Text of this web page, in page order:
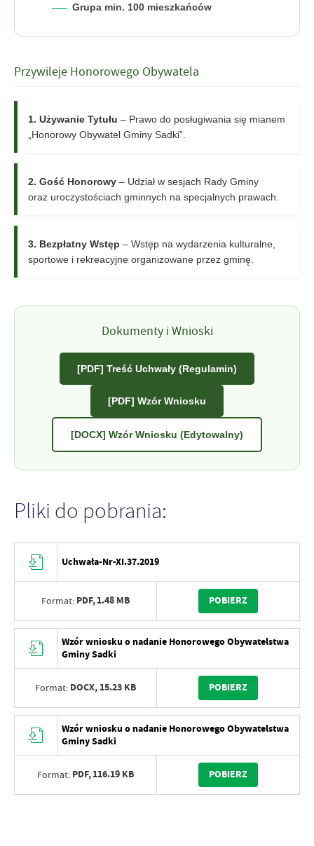
Grupa min. 100 mieszkańców
Przywileje Honorowego Obywatela
1. Używanie Tytułu – Prawo do posługiwania się mianem
„Honorowy Obywatel Gminy Sadki”.
2. Gość Honorowy – Udział w sesjach Rady Gminy
oraz uroczystościach gminnych na specjalnych prawach.
3. Bezpłatny Wstęp – Wstęp na wydarzenia kulturalne,
sportowe i rekreacyjne organizowane przez gminę.
Dokumenty i Wnioski
[PDF] Treść Uchwały (Regulamin)
[PDF] Wzór Wniosku
[DOCX] Wzór Wniosku (Edytowalny)
Pliki do pobrania:
Uchwała-Nr-XI.37.2019
Format: PDF,1.48 MB POBIERZ
Wzór wniosku o nadanie Honorowego Obywatelstwa
Gminy Sadki
Format: DOCX, 15.23 KB POBIERZ
Wzór wniosku o nadanie Honorowego Obywatelstwa
Gminy Sadki
Format: PDF,116.19 KB POBIERZ